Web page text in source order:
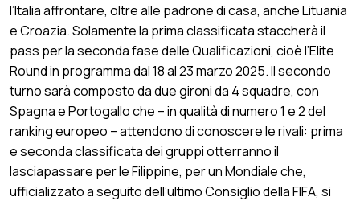
l’Italia affrontare, oltre alle padrone di casa, anche Lituania
e Croazia. Solamente la prima classificata staccherà il
pass per la seconda fase delle Qualificazioni, cioè l’Elite
Round in programma dal 18 al 23 marzo 2025. Il secondo
turno sarà composto da due gironi da 4 squadre, con
Spagna e Portogallo che – in qualità di numero 1 e 2 del
ranking europeo – attendono di conoscere le rivali: prima
e seconda classificata dei gruppi otterranno il
lasciapassare per le Filippine, per un Mondiale che,
ufficializzato a seguito dell’ultimo Consiglio della FIFA, si